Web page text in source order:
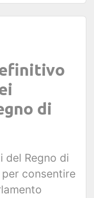
di
del Regno di
consentire